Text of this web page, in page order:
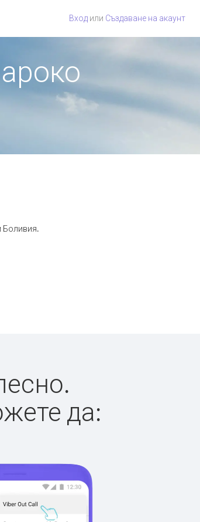
Вход или Създаване на акаунт
Боливия.
да: